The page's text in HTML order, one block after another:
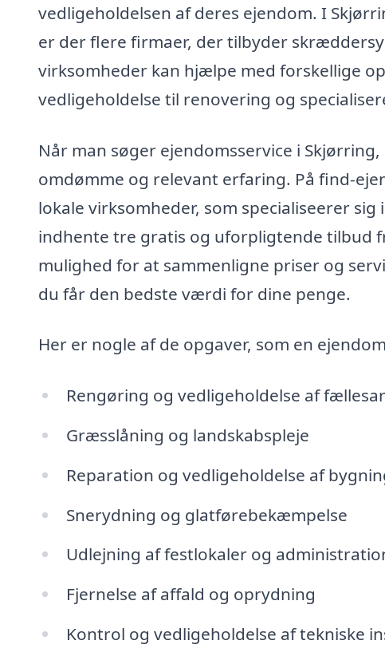
vedligeholdelsen af deres ejendom. I
er der flere firmaer, der tilbyder
virksomheder kan hjælpe med forskellige
vedligeholdelse til renovering og
Når man søger ejendomsservice i
omdømme og relevant erfaring. På find-
lokale virksomheder, som specialiseerer
indhente tre gratis og uforpligtende tilbud
mulighed for at sammenligne priser og
du får den bedste værdi for dine penge.
Her er nogle af de opgaver, som en
Rengøring og vedligeholdelse af
Græsslåning og landskabspleje
Reparation og vedligeholdelse af
Snerydning og glatførebekæmpelse
Udlejning af festlokaler og
Fjernelse af affald og oprydning
Kontrol og vedligeholdelse af tekniske